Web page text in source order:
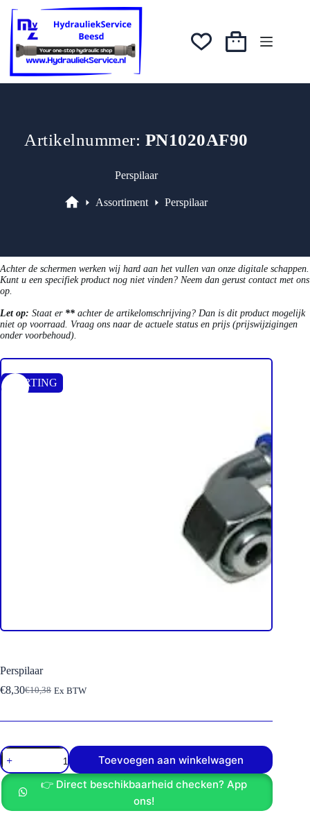
naar
inhoud
was:
€10,38.
€8,30.
Winkelwagen
Artikelnummer: PN1020AF90
Perspilaar
Assortiment Perspilaar
Achter de schermen werken wij hard aan het vullen van onze digitale schappen.
Kunt u een specifiek product nog niet vinden? Neem dan gerust contact met ons
op.
Let op: Staat er ** achter de artikelomschrijving? Dan is dit product mogelijk
niet op voorraad. Vraag ons naar de actuele status en prijs (prijswijzigingen
onder voorbehoud).
KORTING
Perspilaar
€10,38
Oorspronkelijke
was:
€8,30Huidige
is:
Ex BTW
Perspilaar
aantal
Toevoegen aan winkelwagen
👉 Direct beschikbaarheid checken? App
ons!